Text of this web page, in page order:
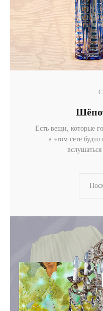
Есть вещи, которые
в этом сете будто